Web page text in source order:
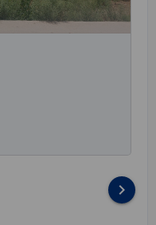
keyboard_arrow_right